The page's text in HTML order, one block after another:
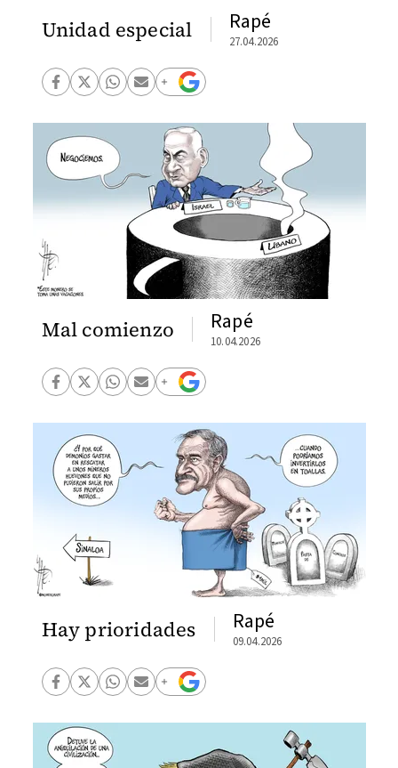
Unidad especial Rapé
27.04.2026
Mal comienzo Rapé
10.04.2026
Hay prioridades Rapé
09.04.2026